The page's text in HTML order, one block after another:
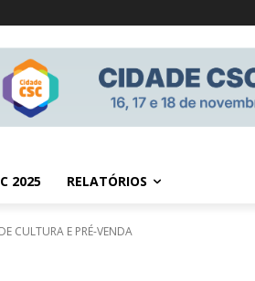
2025 RELATÓRIOS
CULTURA E PRÉ-VENDA